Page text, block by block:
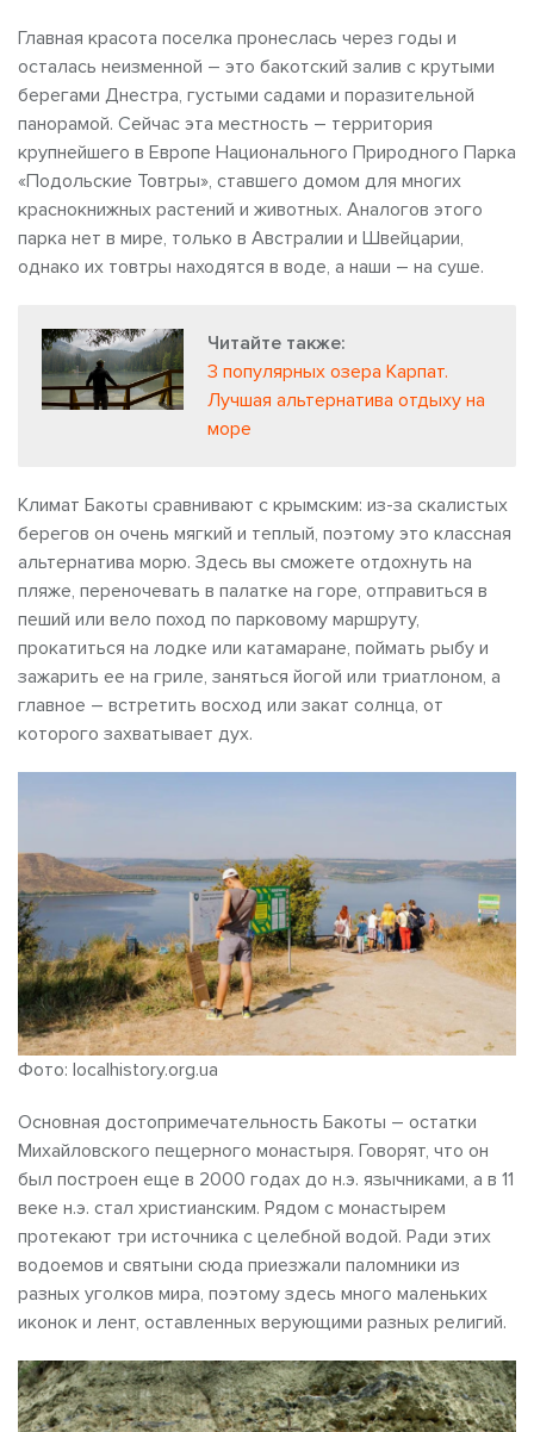
Главная красота поселка пронеслась через годы и
осталась неизменной – это бакотский залив с крутыми
берегами Днестра, густыми садами и поразительной
панорамой. Сейчас эта местность – территория
крупнейшего в Европе Национального Природного Парка
«Подольские Товтры», ставшего домом для многих
краснокнижных растений и животных. Аналогов этого
парка нет в мире, только в Австралии и Швейцарии,
однако их товтры находятся в воде, а наши – на суше.
Читайте также:
3 популярных озера Карпат.
Лучшая альтернатива отдыху на
море
Климат Бакоты сравнивают с крымским: из-за скалистых
берегов он очень мягкий и теплый, поэтому это классная
альтернатива морю. Здесь вы сможете отдохнуть на
пляже, переночевать в палатке на горе, отправиться в
пеший или вело поход по парковому маршруту,
прокатиться на лодке или катамаране, поймать рыбу и
зажарить ее на гриле, заняться йогой или триатлоном, а
главное – встретить восход или закат солнца, от
которого захватывает дух.
Фото: localhistory.org.ua
Основная достопримечательность Бакоты – остатки
Михайловского пещерного монастыря. Говорят, что он
был построен еще в 2000 годах до н.э. язычниками, а в 11
веке н.э. стал христианским. Рядом с монастырем
протекают три источника с целебной водой. Ради этих
водоемов и святыни сюда приезжали паломники из
разных уголков мира, поэтому здесь много маленьких
иконок и лент, оставленных верующими разных религий.